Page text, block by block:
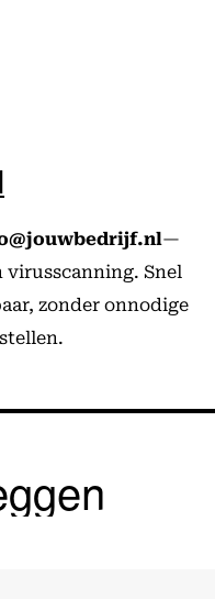
—
virusscanning. Snel
zonder onnodige